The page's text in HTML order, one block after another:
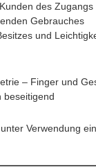
des
Gebrauches
und
– Finger und
beseitigend
Verwendung